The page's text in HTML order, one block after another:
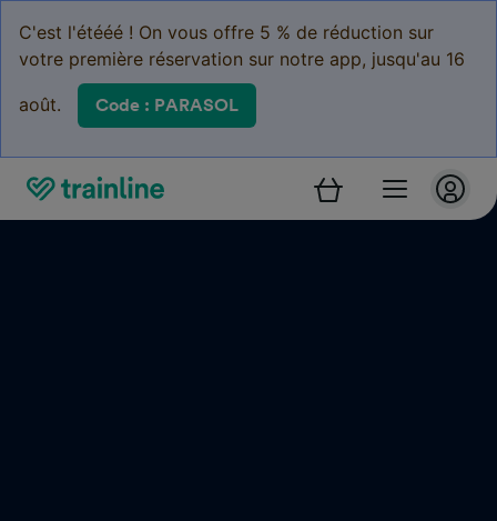
C'est l'étééé ! On vous offre 5 % de réduction sur
votre première réservation sur notre app, jusqu'au 16
août. Code : PARASOL